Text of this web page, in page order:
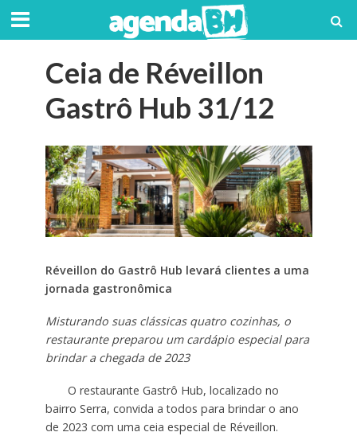
Ceia de Réveillon
Gastrô Hub 31/12
Réveillon do Gastrô Hub levará clientes a uma
jornada gastronômica
Misturando suas clássicas quatro cozinhas, o
restaurante preparou um cardápio especial para
brindar a chegada de 2023
O restaurante Gastrô Hub, localizado no
bairro Serra, convida a todos para brindar o ano
de 2023 com uma ceia especial de Réveillon.